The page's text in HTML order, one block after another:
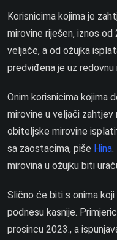
Korisnicima kojima je
mirovine riješen, iznos
veljače, a od ožujka
predviđena je uz
Onim korisnicima kojima
mirovine u veljači
obiteljske mirovine
sa zaostacima, piše Hina.
mirovina u ožujku biti
Slično će biti s onima
podnesu kasnije.
prosincu 2023., a